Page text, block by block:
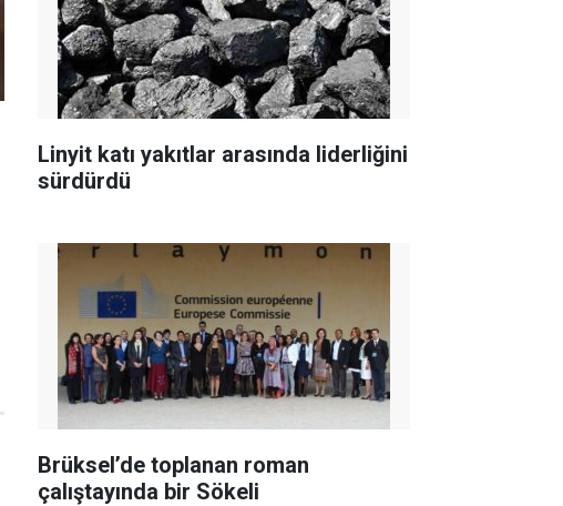
Linyit katı yakıtlar arasında liderliğini
sürdürdü
Brüksel’de toplanan roman
çalıştayında bir Sökeli